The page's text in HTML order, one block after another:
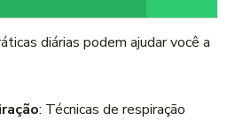
diárias podem ajudar você a
: Técnicas de respiração